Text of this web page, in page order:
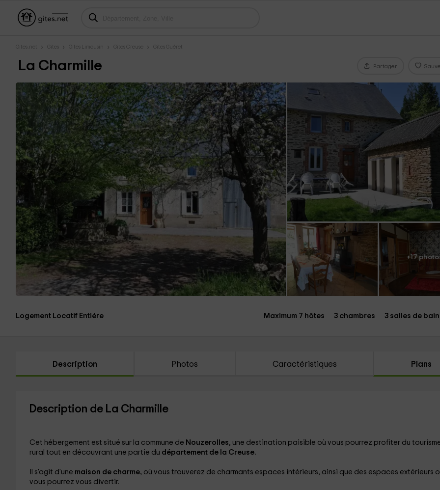
Gites.net Gites Gites Limousin Gites Creuse Gites Guéret
La Charmille Partager
+17
Logement Locatif Entiére Maximum 7 hôtes 3 chambres 3 salles de bain
Description Photos Caractéristiques Plans
Description de La Charmille
Cet hébergement est situé sur la commune de Nouzerolles, une destination paisible où vous pourrez profiter du
rural tout en découvrant une partie du département de la Creuse.
Il s'agit d'une maison de charme, où vous trouverez de charmants espaces intérieurs, ainsi que des espaces extérieurs
vous pourrez vous divertir.